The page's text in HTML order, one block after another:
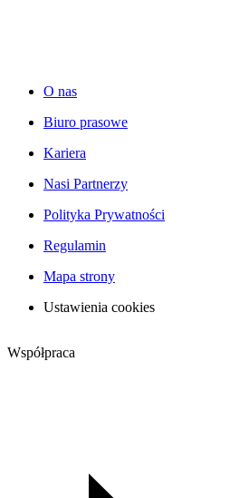
O nas
Biuro prasowe
Kariera
Nasi Partnerzy
Polityka Prywatności
Regulamin
Mapa strony
Ustawienia cookies
Współpraca